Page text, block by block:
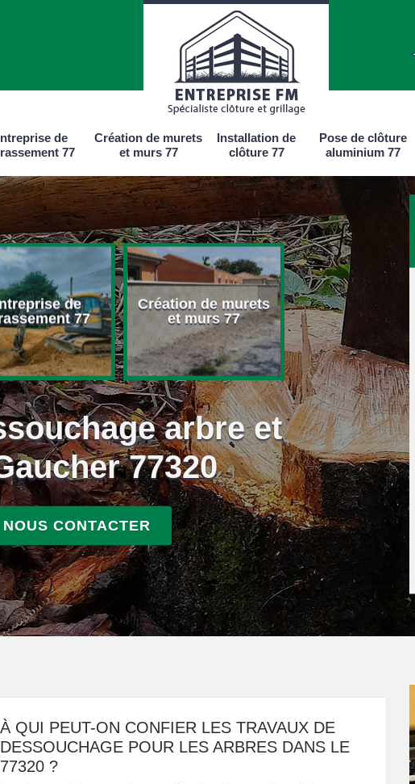
de
77
Création de murets
et murs 77
Installation de
clôture 77
Pose de clôture
aluminium 77
de
77
Création de murets
et murs 77
Installation de
clôture 77
arbre et
77320
NOUS CONTACTER
À QUI PEUT-ON CONFIER LES TRAVAUX DE
DESSOUCHAGE POUR LES ARBRES DANS LE
77320 ?